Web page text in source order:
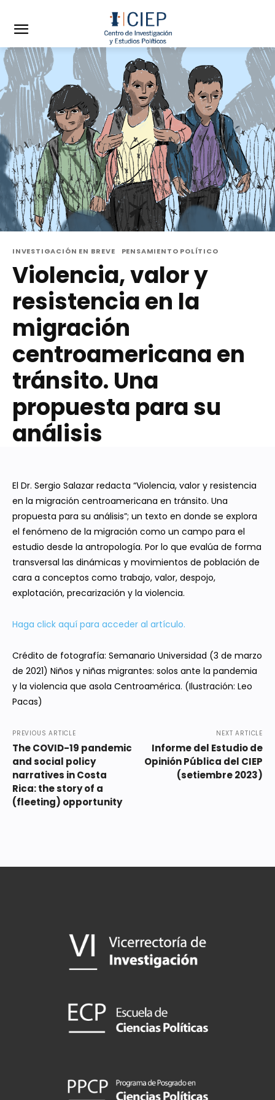
INVESTIGACIÓN EN BREVE PENSAMIENTO POLÍTICO
Violencia, valor y
resistencia en la
migración
centroamericana en
tránsito. Una
propuesta para su
análisis
El Dr. Sergio Salazar redacta “Violencia, valor y resistencia
en la migración centroamericana en tránsito. Una
propuesta para su análisis”; un texto en donde se explora
el fenómeno de la migración como un campo para el
estudio desde la antropología. Por lo que evalúa de forma
transversal las dinámicas y movimientos de población de
cara a conceptos como trabajo, valor, despojo,
explotación, precarización y la violencia.
Haga click aquí para acceder al artículo.
Crédito de fotografía: Semanario Universidad (3 de marzo
de 2021) Niños y niñas migrantes: solos ante la pandemia
y la violencia que asola Centroamérica. (Ilustración: Leo
Pacas)
PREVIOUS ARTICLE
The COVID-19 pandemic
and social policy
narratives in Costa
Rica: the story of a
(fleeting) opportunity
NEXT ARTICLE
Informe del Estudio de
Opinión Pública del CIEP
(setiembre 2023)